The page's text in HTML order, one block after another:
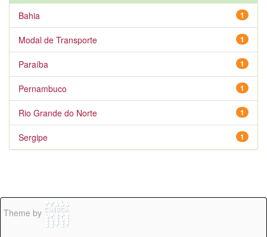
1
Bahia
1
Modal de Transporte
1
Paraíba
1
Pernambuco
1
Rio Grande do Norte
1
Sergipe
Theme by